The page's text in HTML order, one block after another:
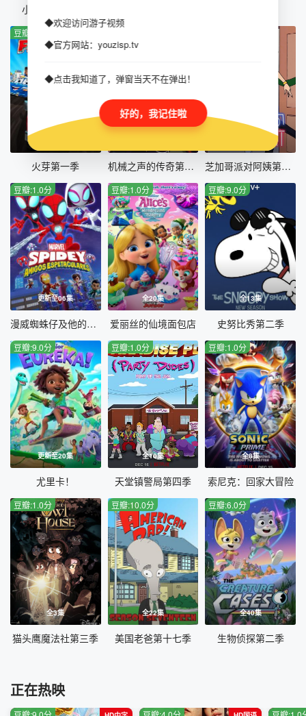
小狼乐宾第二季
豆瓣:2.0分
火芽第一季 机械之声的传奇第一季 芝加哥派对阿姨第二季
更新至06集
豆瓣:1.0分
漫威蜘蛛仔及他的神奇朋友第二季
全20集
豆瓣:1.0分
爱丽丝的仙境面包店
全13集
豆瓣:9.0分
史努比秀第二季
更新至20集
豆瓣:9.0分
尤里卡！
全10集
豆瓣:1.0分
天堂镇警局第四季
全8集
豆瓣:1.0分
索尼克：回家大冒险
全3集
豆瓣:1.0分
猫头鹰魔法社第三季
全22集
豆瓣:10.0分
美国老爸第十七季
全40集
豆瓣:6.0分
生物侦探第二季
正在热映
◆欢迎访问游子视频
◆官方网站：youzisp.tv
◆点击我知道了，弹窗当天不在弹出！
好的，我记住啦